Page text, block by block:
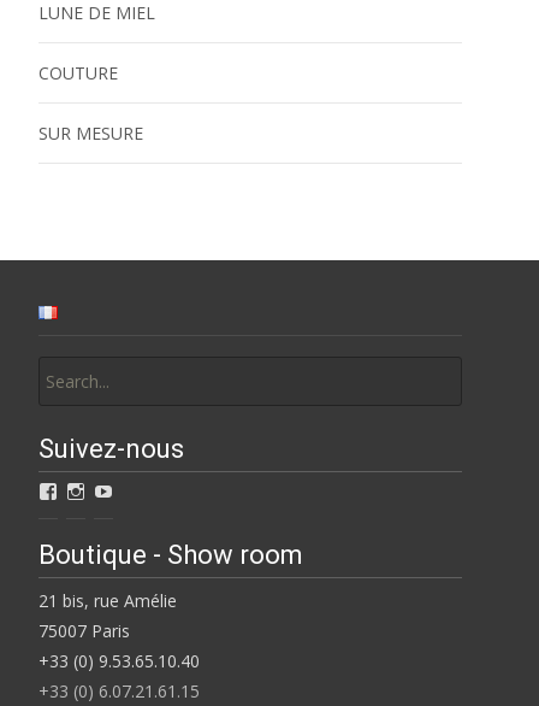
LUNE DE MIEL
COUTURE
SUR MESURE
for:
Suivez-nous
Voir
de
Bagasutra-
sur
Facebook
Voir
de
BAGaSUTRA
Instagram
de
Catherine
sur
YouTube
Boutique - Show room
21 bis, rue Amélie
75007 Paris
+33 (0) 9.53.65.10.40
+33 (0) 6.07.21.61.15